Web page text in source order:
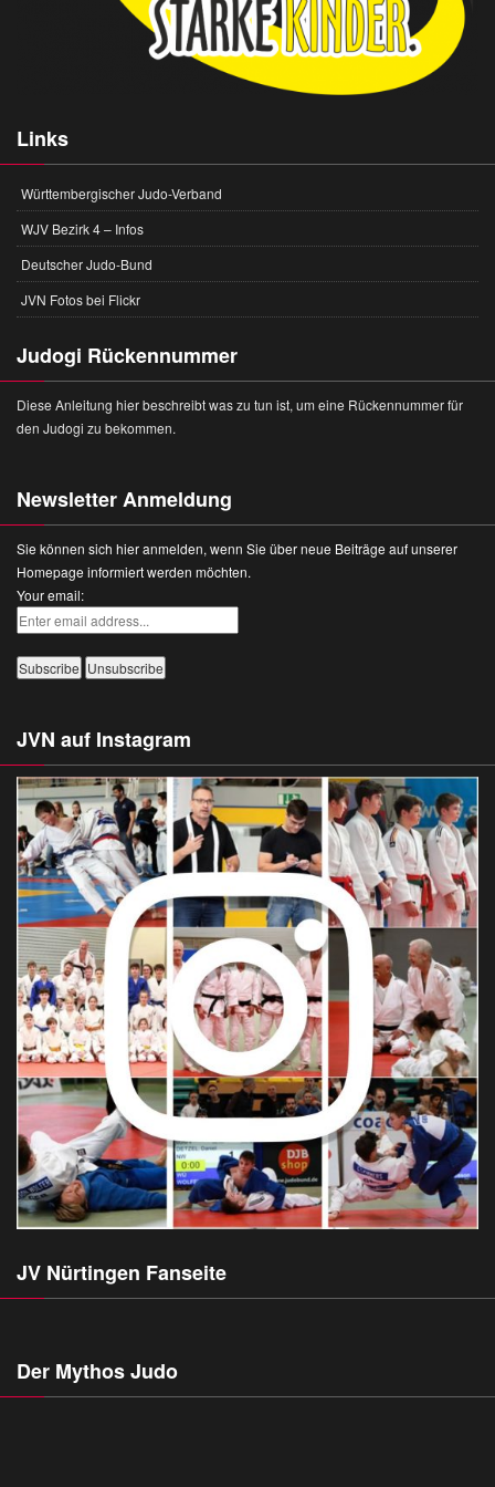
Links
Württembergischer Judo-Verband
WJV Bezirk 4 – Infos
Deutscher Judo-Bund
JVN Fotos bei Flickr
Judogi Rückennummer
Diese Anleitung hier beschreibt was zu tun ist, um eine Rückennummer für
den Judogi zu bekommen.
Newsletter Anmeldung
Sie können sich hier anmelden, wenn Sie über neue Beiträge auf unserer
Homepage informiert werden möchten.
Your email:
JVN auf Instagram
JV Nürtingen Fanseite
Der Mythos Judo